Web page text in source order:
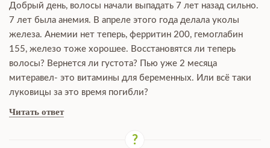
Добрый день, волосы начали выпадать 7 лет назад сильно.
7 лет была анемия. В апреле этого года делала уколы
железа. Анемии нет теперь, ферритин 200, гемоглабин
155, железо тоже хорошее. Восстановятся ли теперь
волосы? Вернется ли густота? Пью уже 2 месяца
митеравел- это витамины для беременных. Или всё таки
луковицы за это время погибли?
Читать ответ